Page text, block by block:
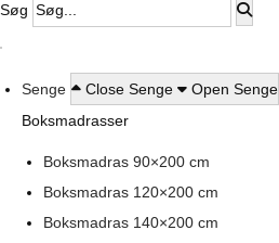
Søg
Senge Close Senge
Open Senge
Boksmadrasser
Boksmadras 90×200 cm
Boksmadras 120×200 cm
Boksmadras 140×200 cm